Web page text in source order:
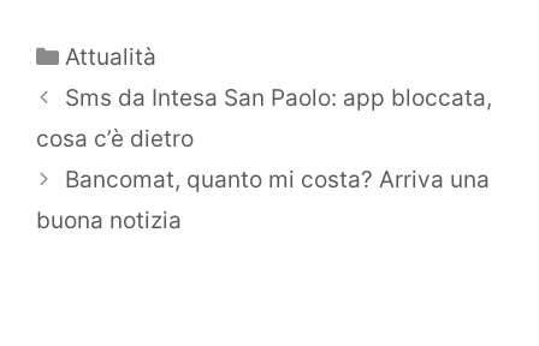
Categorie
Attualità
Sms da Intesa San Paolo: app bloccata,
cosa c’è dietro
Bancomat, quanto mi costa? Arriva una
buona notizia